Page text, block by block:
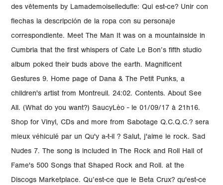
des vêtements by Lamademoiselledufle: Qui est-ce? Unir con
flechas la descripción de la ropa con su personaje
correspondiente. Meet The Man It was on a mountainside in
Cumbria that the first whispers of Cate Le Bon’s fifth studio
album poked their buds above the earth. Magnificent
Gestures 9. Home page of Dana & The Petit Punks, a
children's artist from Montreuil. 24:02. Contents. About See
All. (What do you want?) SaucyLèo - le 01/09/17 à 21h16.
Shop for Vinyl, CDs and more from Sabotage Q.C.Q.C.? sera
mieux véhiculé par un Qu'y a-t-il ? Salut, j'aime le rock. Sad
Nudes 7. The song is included in The Rock and Roll Hall of
Fame's 500 Songs that Shaped Rock and Roll. at the
Discogs Marketplace. Qu’est-ce que le Beta Crux? qu'est-ce